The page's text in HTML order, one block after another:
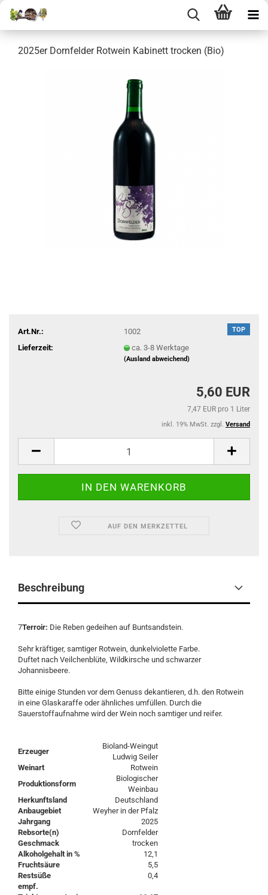
2025er Dornfelder Rotwein Kabinett trocken (Bio)
TOP
Art.Nr.:
1002
Lieferzeit:
ca. 3-8 Werktage
(Ausland abweichend)
5,60 EUR
7,47 EUR pro 1 Liter
inkl. 19% MwSt. zzgl. Versand
AUF DEN MERKZETTEL
Beschreibung
7Terroir: Die Reben gedeihen auf Buntsandstein.
Sehr kräftiger, samtiger Rotwein, dunkelviolette Farbe.
Duftet nach Veilchenblüte, Wildkirsche und schwarzer
Johannisbeere.
Bitte einige Stunden vor dem Genuss dekantieren, d.h. den Rotwein
in eine Glaskaraffe oder ähnliches umfüllen. Durch die
Sauerstoffaufnahme wird der Wein noch samtiger und reifer.
Erzeuger
Bioland-Weingut
Ludwig Seiler
Weinart
Rotwein
Produktionsform
Biologischer
Weinbau
Herkunftsland
Deutschland
Anbaugebiet
Weyher in der Pfalz
Jahrgang
2025
Rebsorte(n)
Dornfelder
Geschmack
trocken
Alkoholgehalt in %
12,1
Fruchtsäure
5,5
Restsüße
0,4
empf.